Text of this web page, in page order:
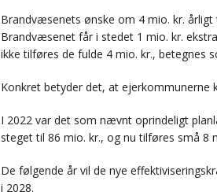
Brandvæsenets ønske om 4 mio. kr.
Brandvæsenet får i stedet 1 mio. kr.
ikke tilføres de fulde 4 mio. kr., betegnes
Konkret betyder det, at ejerkommunerne
I 2022 var det som nævnt oprindeligt
steget til 86 mio. kr., og nu tilføres små 8
De følgende år vil de nye
i 2028.